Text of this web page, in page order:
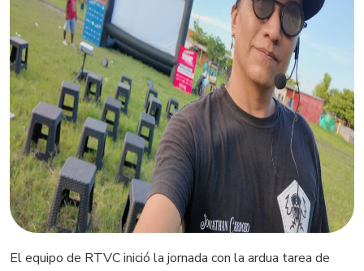
El equipo de RTVC inició la jornada con la ardua tarea de